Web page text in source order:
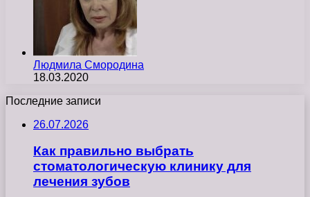
Людмила Смородина
18.03.2020
Последние записи
26.07.2026
Как правильно выбрать
стоматологическую клинику для
лечения зубов